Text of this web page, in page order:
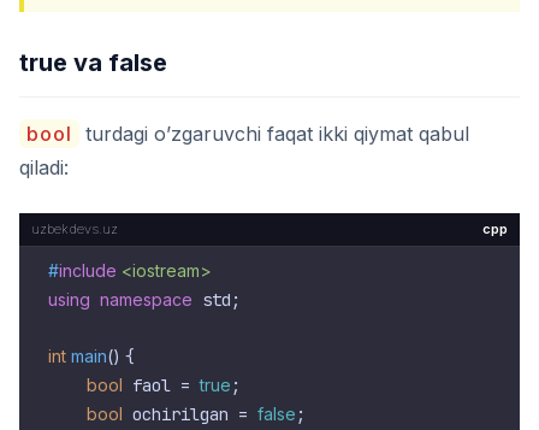
true va false
bool
turdagi o’zgaruvchi faqat ikki qiymat qabul
qiladi:
cpp
#include <iostream>
using namespace std;
int main() {
bool faol = true ;
bool ochirilgan = false ;